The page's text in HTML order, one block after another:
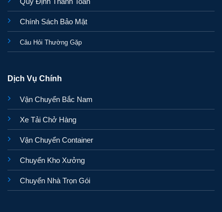
Chính Sách Bảo Mật
Câu Hỏi Thường Gặp
Dịch Vụ Chính
Vận Chuyển Bắc Nam
Xe Tải Chở Hàng
Vận Chuyển Container
Chuyển Kho Xưởng
Chuyển Nhà Trọn Gói